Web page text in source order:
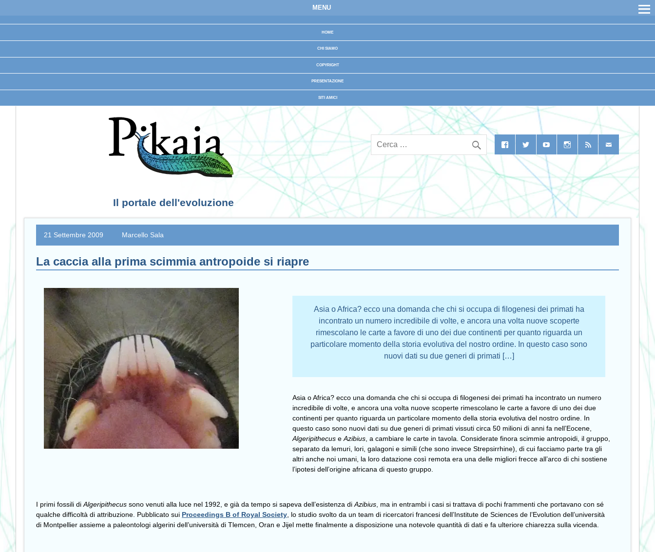
MENU
HOME
CHI SIAMO
COPYRIGHT
PRESENTAZIONE
SITI AMICI
Il portale dell'evoluzione
21 Settembre 2009 Marcello Sala
La caccia alla prima scimmia antropoide si riapre
Asia o Africa? ecco una domanda che chi si occupa di filogenesi dei primati ha
incontrato un numero incredibile di volte, e ancora una volta nuove scoperte
rimescolano le carte a favore di uno dei due continenti per quanto riguarda un
particolare momento della storia evolutiva del nostro ordine. In questo caso sono
nuovi dati su due generi di primati […]
Asia o Africa? ecco una domanda che chi si occupa di filogenesi dei primati ha incontrato un numero
incredibile di volte, e ancora una volta nuove scoperte rimescolano le carte a favore di uno dei due
continenti per quanto riguarda un particolare momento della storia evolutiva del nostro ordine. In
questo caso sono nuovi dati su due generi di primati vissuti circa 50 milioni di anni fa nell’Eocene,
Algeripithecus eAzibius , a cambiare le carte in tavola. Considerate finora scimmie antropoidi, il gruppo,
separato da lemuri, lori, galagoni e simili (che sono invece Strepsirrhine), di cui facciamo parte tra gli
altri anche noi umani, la loro datazione così remota era una delle migliori frecce all’arco di chi sostiene
l’ipotesi dell’origine africana di questo gruppo.
I primi fossili di Algeripithecus sono venuti alla luce nel 1992, e già da tempo si sapeva dell’esistenza di Azibius , ma in entrambi i casi si trattava di pochi frammenti che portavano con sé
qualche difficoltà di attribuzione. Pubblicato sui Proceedings B of Royal Society , lo studio svolto da un team di ricercatori francesi dell’Institute de Sciences de l’Evolution dell’università
di Montpellier assieme a paleontologi algerini dell’università di Tlemcen, Oran e Jijel mette finalmente a disposizione una notevole quantità di dati e fa ulteriore chiarezza sulla vicenda.